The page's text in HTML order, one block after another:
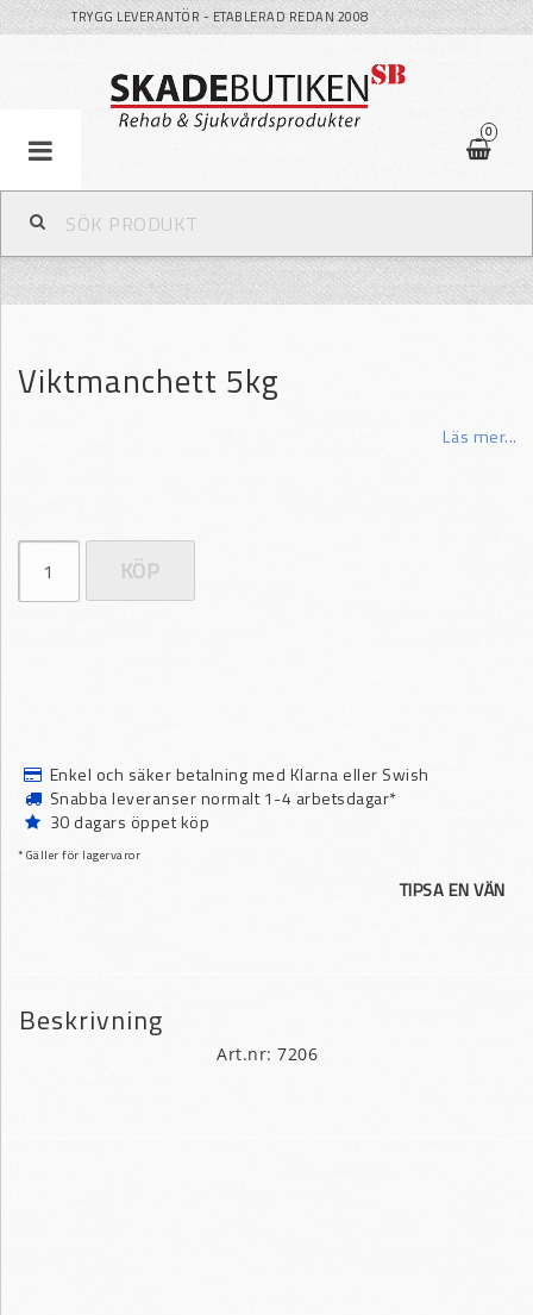
TRYGG LEVERANTÖR - ETABLERAD REDAN 2008
0
Viktmanchett 5kg
Läs mer...
KÖP
Enkel och säker betalning med Klarna eller Swish
Snabba leveranser normalt 1-4 arbetsdagar*
30 dagars öppet köp
* Gäller för lagervaror
TIPSA EN VÄN
Beskrivning
Art.nr: 7206